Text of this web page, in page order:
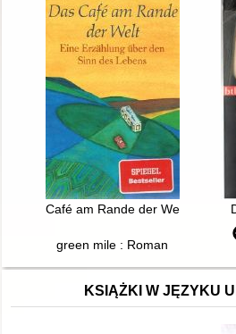
Café am Rande der Welt : Eine
green mile : Roman
KSIĄŻKI W JĘZYKU